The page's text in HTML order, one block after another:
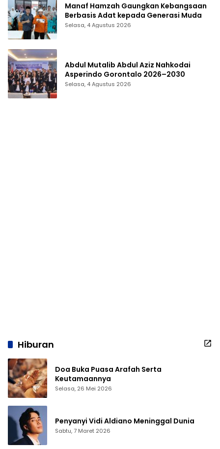
Manaf Hamzah Gaungkan Kebangsaan
Berbasis Adat kepada Generasi Muda
Selasa, 4 Agustus 2026
Abdul Mutalib Abdul Aziz Nahkodai
Asperindo Gorontalo 2026–2030
Selasa, 4 Agustus 2026
Hiburan
Doa Buka Puasa Arafah Serta
Keutamaannya
Selasa, 26 Mei 2026
Penyanyi Vidi Aldiano Meninggal Dunia
Sabtu, 7 Maret 2026